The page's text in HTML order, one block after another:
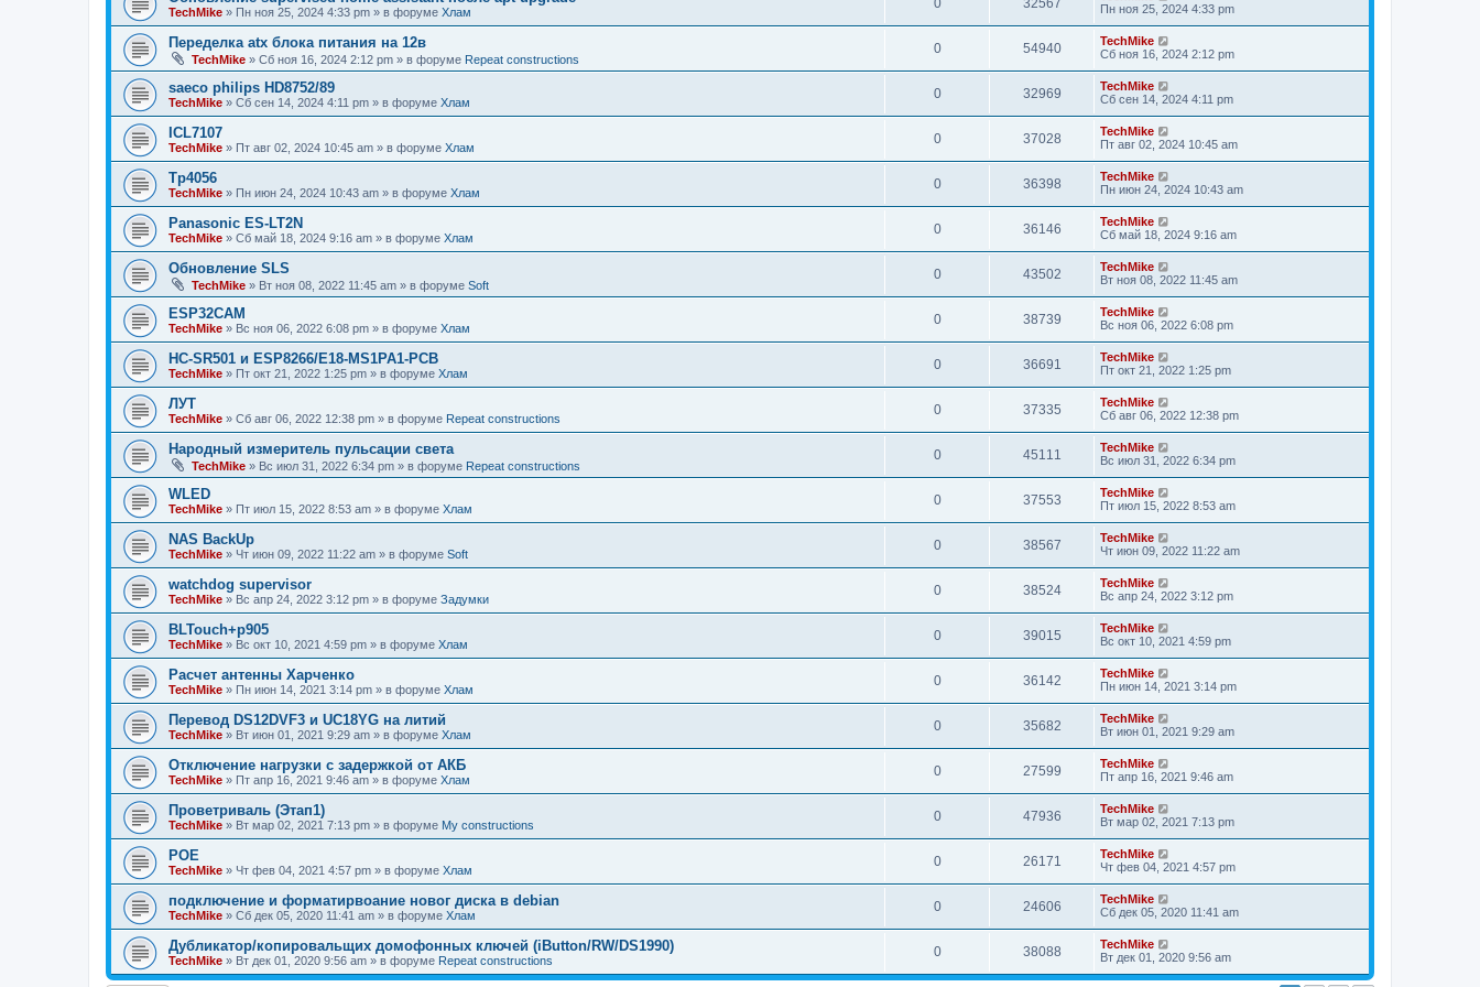
TechMike » Пн ноя 25, 2024 4:33 pm » в форуме Хлам
0 32567
Пн ноя 25, 2024 4:33 pm
Переделка atx блока питания на 12в
TechMike » Сб ноя 16, 2024 2:12 pm » в форуме Repeat constructions
0 54940
TechMike
Сб ноя 16, 2024 2:12 pm
saeco philips HD8752/89
TechMike » Сб сен 14, 2024 4:11 pm » в форуме Хлам
0 32969
TechMike
Сб сен 14, 2024 4:11 pm
ICL7107
TechMike » Пт авг 02, 2024 10:45 am » в форуме Хлам
0 37028
TechMike
Пт авг 02, 2024 10:45 am
Tp4056
TechMike » Пн июн 24, 2024 10:43 am » в форуме Хлам
0 36398
TechMike
Пн июн 24, 2024 10:43 am
Panasonic ES-LT2N
TechMike » Сб май 18, 2024 9:16 am » в форуме Хлам
0 36146
TechMike
Сб май 18, 2024 9:16 am
Обновление SLS
TechMike » Вт ноя 08, 2022 11:45 am » в форуме Soft
0 43502
TechMike
Вт ноя 08, 2022 11:45 am
ESP32CAM
TechMike » Вс ноя 06, 2022 6:08 pm » в форуме Хлам
0 38739
TechMike
Вс ноя 06, 2022 6:08 pm
HC-SR501 и ESP8266/E18-MS1PA1-PCB
TechMike » Пт окт 21, 2022 1:25 pm » в форуме Хлам
0 36691
TechMike
Пт окт 21, 2022 1:25 pm
ЛУТ
TechMike » Сб авг 06, 2022 12:38 pm » в форуме Repeat constructions
0 37335
TechMike
Сб авг 06, 2022 12:38 pm
Народный измеритель пульсации света
TechMike » Вс июл 31, 2022 6:34 pm » в форуме Repeat constructions
0 45111
TechMike
Вс июл 31, 2022 6:34 pm
WLED
TechMike » Пт июл 15, 2022 8:53 am » в форуме Хлам
0 37553
TechMike
Пт июл 15, 2022 8:53 am
NAS BackUp
TechMike » Чт июн 09, 2022 11:22 am » в форуме Soft
0 38567
TechMike
Чт июн 09, 2022 11:22 am
watchdog supervisor
TechMike » Вс апр 24, 2022 3:12 pm » в форуме Задумки
0 38524
TechMike
Вс апр 24, 2022 3:12 pm
BLTouch+p905
TechMike » Вс окт 10, 2021 4:59 pm » в форуме Хлам
0 39015
TechMike
Вс окт 10, 2021 4:59 pm
Расчет антенны Харченко
TechMike » Пн июн 14, 2021 3:14 pm » в форуме Хлам
0 36142
TechMike
Пн июн 14, 2021 3:14 pm
Перевод DS12DVF3 и UC18YG на литий
TechMike » Вт июн 01, 2021 9:29 am » в форуме Хлам
0 35682
TechMike
Вт июн 01, 2021 9:29 am
Отключение нагрузки с задержкой от АКБ
TechMike » Пт апр 16, 2021 9:46 am » в форуме Хлам
0 27599
TechMike
Пт апр 16, 2021 9:46 am
Проветриваль (Этап1)
TechMike » Вт мар 02, 2021 7:13 pm » в форуме My constructions
0 47936
TechMike
Вт мар 02, 2021 7:13 pm
POE
TechMike » Чт фев 04, 2021 4:57 pm » в форуме Хлам
0 26171
TechMike
Чт фев 04, 2021 4:57 pm
подключение и форматирвоание новог диска в debian
TechMike » Сб дек 05, 2020 11:41 am » в форуме Хлам
0 24606
TechMike
Сб дек 05, 2020 11:41 am
Дубликатор/копировальщих домофонных ключей (iButton/RW/DS1990)
TechMike » Вт дек 01, 2020 9:56 am » в форуме Repeat constructions
0 38088
TechMike
Вт дек 01, 2020 9:56 am